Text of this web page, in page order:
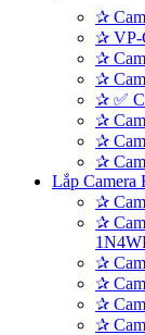
✰
✰ VP-
✰
✰
✰ ✅
✰
✰
✰
Lắp Camera
✰
✰
✰
✰
✰
✰